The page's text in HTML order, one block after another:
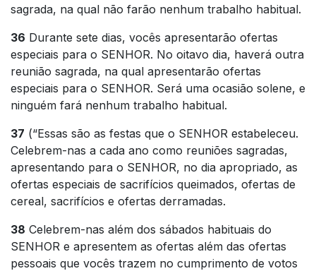
sagrada, na qual não farão nenhum trabalho habitual.
36 Durante sete dias, vocês apresentarão ofertas
especiais para o SENHOR. No oitavo dia, haverá outra
reunião sagrada, na qual apresentarão ofertas
especiais para o SENHOR. Será uma ocasião solene, e
ninguém fará nenhum trabalho habitual.
37 (“Essas são as festas que o SENHOR estabeleceu.
Celebrem-nas a cada ano como reuniões sagradas,
apresentando para o SENHOR, no dia apropriado, as
ofertas especiais de sacrifícios queimados, ofertas de
cereal, sacrifícios e ofertas derramadas.
38 Celebrem-nas além dos sábados habituais do
SENHOR e apresentem as ofertas além das ofertas
pessoais que vocês trazem no cumprimento de votos